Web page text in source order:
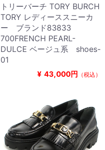
トリーバーチ TORY BURCH
TORY レディーススニーカ
ー ブランド83833
700FRENCH PEARL-
DULCE ベージュ系 shoes-
01
¥ 43,000円 （税込）